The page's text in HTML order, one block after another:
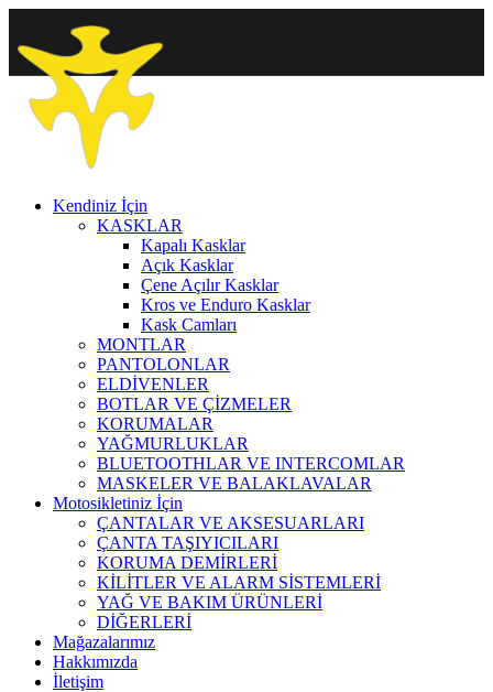
Kendiniz İçin
KASKLAR
Kapalı Kasklar
Açık Kasklar
Çene Açılır Kasklar
Kros ve Enduro Kasklar
Kask Camları
MONTLAR
PANTOLONLAR
ELDİVENLER
BOTLAR VE ÇİZMELER
KORUMALAR
YAĞMURLUKLAR
BLUETOOTHLAR VE INTERCOMLAR
MASKELER VE BALAKLAVALAR
Motosikletiniz İçin
ÇANTALAR VE AKSESUARLARI
ÇANTA TAŞIYICILARI
KORUMA DEMİRLERİ
KİLİTLER VE ALARM SİSTEMLERİ
YAĞ VE BAKIM ÜRÜNLERİ
DİĞERLERİ
Mağazalarımız
Hakkımızda
İletişim